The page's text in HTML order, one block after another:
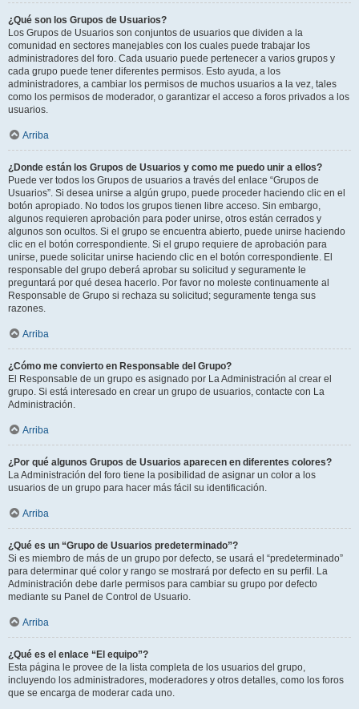
¿Qué son los Grupos de Usuarios?
Los Grupos de Usuarios son conjuntos de usuarios que dividen a la
comunidad en sectores manejables con los cuales puede trabajar los
administradores del foro. Cada usuario puede pertenecer a varios grupos y
cada grupo puede tener diferentes permisos. Esto ayuda, a los
administradores, a cambiar los permisos de muchos usuarios a la vez, tales
como los permisos de moderador, o garantizar el acceso a foros privados a los
usuarios.
Arriba
¿Donde están los Grupos de Usuarios y como me puedo unir a ellos?
Puede ver todos los Grupos de usuarios a través del enlace “Grupos de
Usuarios”. Si desea unirse a algún grupo, puede proceder haciendo clic en el
botón apropiado. No todos los grupos tienen libre acceso. Sin embargo,
algunos requieren aprobación para poder unirse, otros están cerrados y
algunos son ocultos. Si el grupo se encuentra abierto, puede unirse haciendo
clic en el botón correspondiente. Si el grupo requiere de aprobación para
unirse, puede solicitar unirse haciendo clic en el botón correspondiente. El
responsable del grupo deberá aprobar su solicitud y seguramente le
preguntará por qué desea hacerlo. Por favor no moleste continuamente al
Responsable de Grupo si rechaza su solicitud; seguramente tenga sus
razones.
Arriba
¿Cómo me convierto en Responsable del Grupo?
El Responsable de un grupo es asignado por La Administración al crear el
grupo. Si está interesado en crear un grupo de usuarios, contacte con La
Administración.
Arriba
¿Por qué algunos Grupos de Usuarios aparecen en diferentes colores?
La Administración del foro tiene la posibilidad de asignar un color a los
usuarios de un grupo para hacer más fácil su identificación.
Arriba
¿Qué es un “Grupo de Usuarios predeterminado”?
Si es miembro de más de un grupo por defecto, se usará el “predeterminado”
para determinar qué color y rango se mostrará por defecto en su perfil. La
Administración debe darle permisos para cambiar su grupo por defecto
mediante su Panel de Control de Usuario.
Arriba
¿Qué es el enlace “El equipo”?
Esta página le provee de la lista completa de los usuarios del grupo,
incluyendo los administradores, moderadores y otros detalles, como los foros
que se encarga de moderar cada uno.